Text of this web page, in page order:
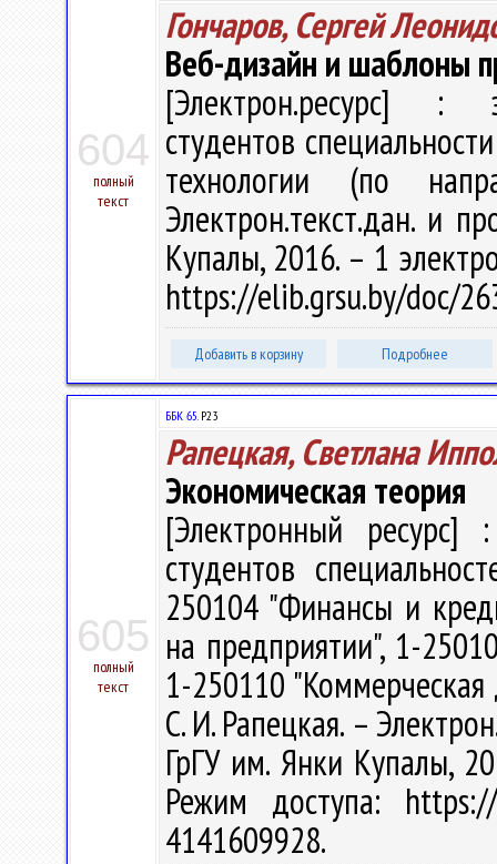
604
полный
текст
Гончаров, Сергей
Веб-дизайн и шаблоны
[Электрон.ресурс] :
студентов
технологии (по
Электрон.текст.дан. и
Купалы, 2016. – 1
https://elib.grsu.by/doc/
Добавить в корзину Подробнее
605
полный
текст
ББК 65.Р23
Рапецкая, Светлана
Экономическая теория
[Электронный ресурс]
студентов
250104 "Финансы и
на предприятии", 1-
1-250110
С. И. Рапецкая. –
ГрГУ им. Янки Купалы,
Режим доступа:
4141609928.